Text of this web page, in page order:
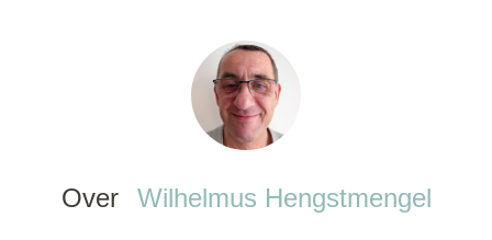
Over Wilhelmus Hengstmengel